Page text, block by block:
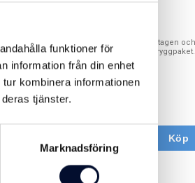
funktioner för
information från din enhet
kombinera informationen
tjänster.
Marknadsföring
stål (AISI
Ny förtöjningsring, framtagen och
anpassad till våra lätta bryggpaket.
Själv...
Art nr. 100894
Köp